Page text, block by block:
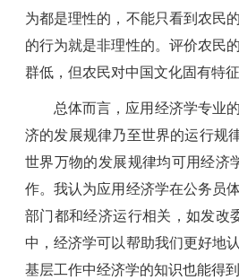
为都是理性的，不能只看到农民
的行为就是非理性的。评价农民
群低，但农民对中国文化固有特
总体而言，应用经济学专业
济的发展规律乃至世界的运行规
世界万物的发展规律均可用经济
作。我认为应用经济学在公务员
部门都和经济运行相关，如发改
中，经济学可以帮助我们更好地
基层工作中经济学的知识也能得到